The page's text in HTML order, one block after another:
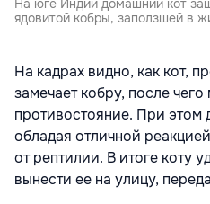
На юге Индии домашний кот
ядовитой кобры, заползшей в
На кадрах видно, как кот,
замечает кобру, после
противостояние. При
обладая отличной
от рептилии. В итоге коту
вынести ее на улицу,